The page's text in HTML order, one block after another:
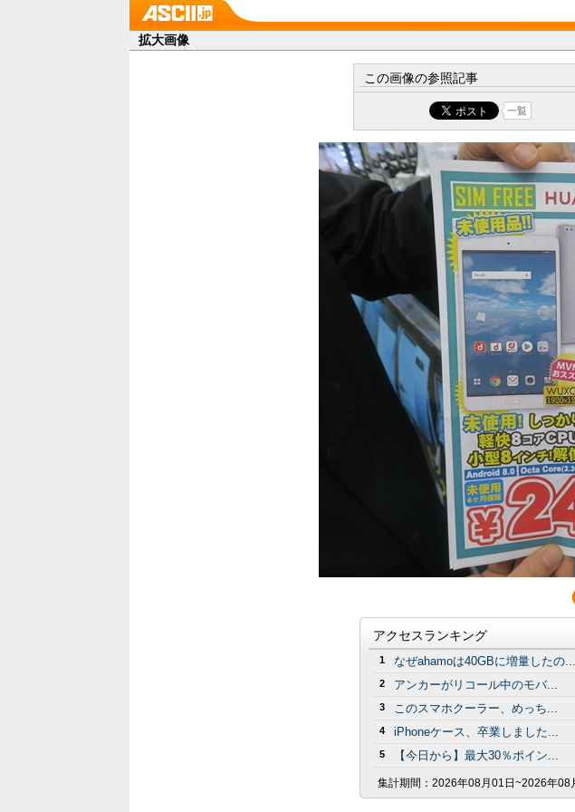
拡大画像
この画像の参照記事
一覧
アクセスランキング
1 なぜahamoは40GBに増量したの...
2 アンカーがリコール中のモバ...
3 このスマホクーラー、めっち...
4 iPhoneケース、卒業しました...
5 【今日から】最大30％ポイン...
集計期間： 2026年08月01日~2026年08